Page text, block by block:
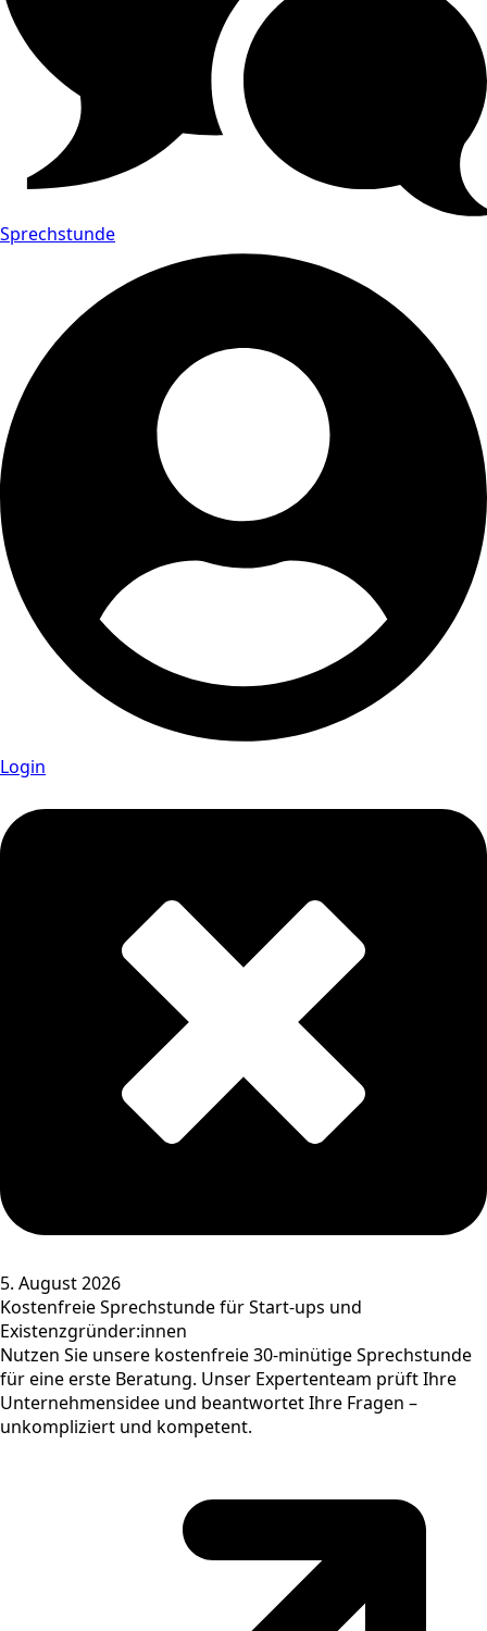
Sprechstunde
Login
5. August 2026
Kostenfreie Sprechstunde für Start-ups und
Existenzgründer:innen
Nutzen Sie unsere kostenfreie 30-minütige Sprechstunde
für eine erste Beratung. Unser Expertenteam prüft Ihre
Unternehmensidee und beantwortet Ihre Fragen –
unkompliziert und kompetent.